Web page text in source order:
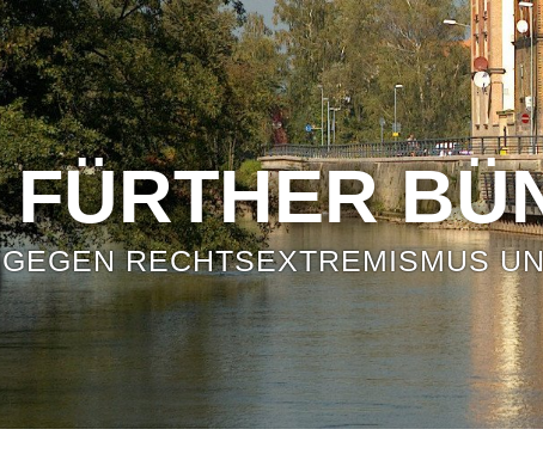
FÜRTHER
GEGEN RECHTSEXTREMISMUS